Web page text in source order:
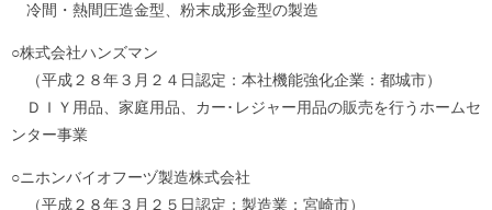
冷間・熱間圧造金型、粉末成形金型の製造
○株式会社ハンズマン
（平成２８年３月２４日認定：本社機能強化企業：都城市）
ＤＩＹ用品、家庭用品、カー･レジャー用品の販売を行うホームセ
ンター事業
○ニホンバイオフーヅ製造株式会社
（平成２８年３月２５日認定：製造業：宮崎市）